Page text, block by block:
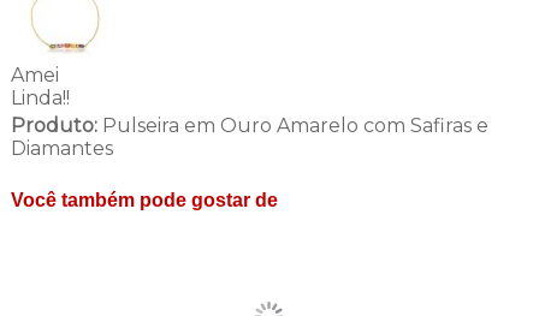
Amei
Linda!!
Produto:Pulseira em Ouro Amarelo com Safiras e
Diamantes
Você também pode gostar de